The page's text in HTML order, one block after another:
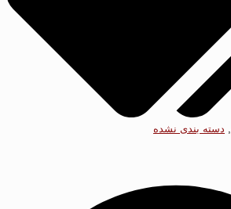
دسته بندی نشده